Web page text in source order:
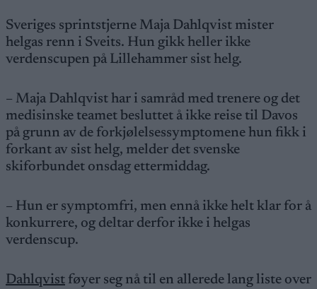
Sveriges sprintstjerne Maja Dahlqvist mister
helgas renn i Sveits. Hun gikk heller ikke
verdenscupen på Lillehammer sist helg.
– Maja Dahlqvist har i samråd med trenere og det
medisinske teamet besluttet å ikke reise til Davos
på grunn av de forkjølelsessymptomene hun fikk i
forkant av sist helg, melder det svenske
skiforbundet onsdag ettermiddag.
– Hun er symptomfri, men ennå ikke helt klar for å
konkurrere, og deltar derfor ikke i helgas
verdenscup.
Dahlqvist føyer seg nå til en allerede lang liste over